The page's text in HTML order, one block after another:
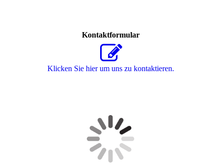
Kontaktformular
Klicken Sie hier um uns zu kontaktieren.